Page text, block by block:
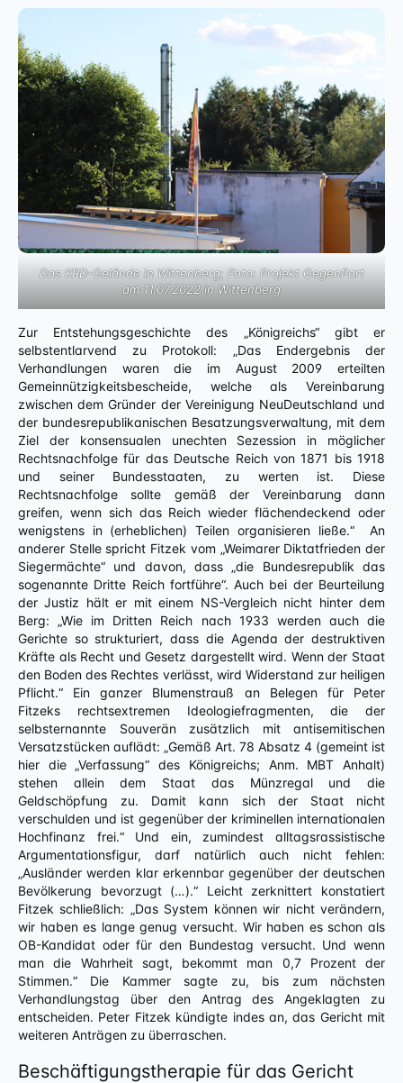
Das KRD-Gelände in Wittenberg; Foto: Projekt GegenPart
am 11.07.2022 in Wittenberg
Zur Entstehungsgeschichte des „Königreichs“ gibt er
selbstentlarvend zu Protokoll: „Das Endergebnis der
Verhandlungen waren die im August 2009 erteilten
Gemeinnützigkeitsbescheide, welche als Vereinbarung
zwischen dem Gründer der Vereinigung NeuDeutschland und
der bundesrepublikanischen Besatzungsverwaltung, mit dem
Ziel der konsensualen unechten Sezession in möglicher
Rechtsnachfolge für das Deutsche Reich von 1871 bis 1918
und seiner Bundesstaaten, zu werten ist. Diese
Rechtsnachfolge sollte gemäß der Vereinbarung dann
greifen, wenn sich das Reich wieder flächendeckend oder
wenigstens in (erheblichen) Teilen organisieren ließe.“ An
anderer Stelle spricht Fitzek vom „Weimarer Diktatfrieden der
Siegermächte“ und davon, dass „die Bundesrepublik das
sogenannte Dritte Reich fortführe“. Auch bei der Beurteilung
der Justiz hält er mit einem NS-Vergleich nicht hinter dem
Berg: „Wie im Dritten Reich nach 1933 werden auch die
Gerichte so strukturiert, dass die Agenda der destruktiven
Kräfte als Recht und Gesetz dargestellt wird. Wenn der Staat
den Boden des Rechtes verlässt, wird Widerstand zur heiligen
Pflicht.“ Ein ganzer Blumenstrauß an Belegen für Peter
Fitzeks rechtsextremen Ideologiefragmenten, die der
selbsternannte Souverän zusätzlich mit antisemitischen
Versatzstücken auflädt: „Gemäß Art. 78 Absatz 4 (gemeint ist
hier die „Verfassung“ des Königreichs; Anm. MBT Anhalt)
stehen allein dem Staat das Münzregal und die
Geldschöpfung zu. Damit kann sich der Staat nicht
verschulden und ist gegenüber der kriminellen internationalen
Hochfinanz frei.“ Und ein, zumindest alltagsrassistische
Argumentationsfigur, darf natürlich auch nicht fehlen:
„Ausländer werden klar erkennbar gegenüber der deutschen
Bevölkerung bevorzugt (…).“ Leicht zerknittert konstatiert
Fitzek schließlich: „Das System können wir nicht verändern,
wir haben es lange genug versucht. Wir haben es schon als
OB-Kandidat oder für den Bundestag versucht. Und wenn
man die Wahrheit sagt, bekommt man 0,7 Prozent der
Stimmen.“ Die Kammer sagte zu, bis zum nächsten
Verhandlungstag über den Antrag des Angeklagten zu
entscheiden. Peter Fitzek kündigte indes an, das Gericht mit
weiteren Anträgen zu überraschen.
Beschäftigungstherapie für das Gericht